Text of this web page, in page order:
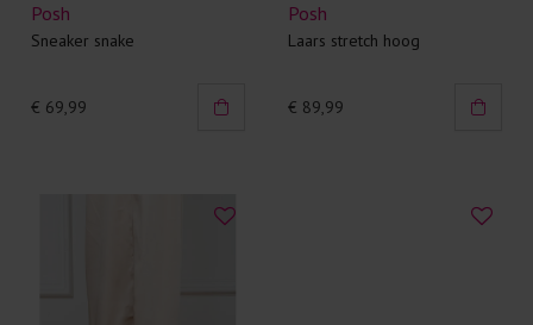
Posh
Sneaker snake
€ 69,99
Posh
Laars stretch hoog
€ 89,99